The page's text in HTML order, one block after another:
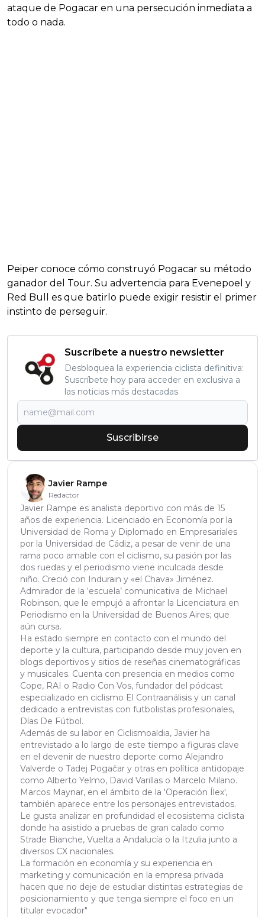
ataque de Pogacar en una persecución inmediata a
todo o nada.
Peiper conoce cómo construyó Pogacar su método
ganador del Tour. Su advertencia para Evenepoel y
Red Bull es que batirlo puede exigir resistir el primer
instinto de perseguir.
Suscríbete a nuestro newsletter
Desbloquea la experiencia ciclista definitiva:
Suscríbete hoy para acceder en exclusiva a
las noticias más destacadas
Suscribirse
Javier Rampe
Redactor
Javier Rampe es analista deportivo con más de 15
años de experiencia. Licenciado en Economía por la
Universidad de Roma y Diplomado en Empresariales
por la Universidad de Cádiz, a pesar de venir de una
rama poco amable con el ciclismo, su pasión por las
dos ruedas y el periodismo viene inculcada desde
niño. Creció con Indurain y «el Chava» Jiménez.
Admirador de la ‘escuela’ comunicativa de Michael
Robinson, que le empujó a afrontar la Licenciatura en
Periodismo en la Universidad de Buenos Aires; que
aún cursa.
Ha estado siempre en contacto con el mundo del
deporte y la cultura, participando desde muy joven en
blogs deportivos y sitios de reseñas cinematográficas
y musicales. Cuenta con presencia en medios como
Cope, RAI o Radio Con Vos, fundador del pódcast
especializado en ciclismo El Contraanálisis y un canal
dedicado a entrevistas con futbolistas profesionales,
Días De Fútbol.
Además de su labor en Ciclismoaldia, Javier ha
entrevistado a lo largo de este tiempo a figuras clave
en el devenir de nuestro deporte como Alejandro
Valverde o Tadej Pogačar y otras en política antidopaje
como Alberto Yelmo, David Varillas o Marcelo Milano.
Marcos Maynar, en el ámbito de la 'Operación Ílex',
también aparece entre los personajes entrevistados.
Le gusta analizar en profundidad el ecosistema ciclista
donde ha asistido a pruebas de gran calado como
Strade Bianche, Vuelta a Andalucía o la Itzulia junto a
diversos CX nacionales.
La formación en economía y su experiencia en
marketing y comunicación en la empresa privada
hacen que no deje de estudiar distintas estrategias de
posicionamiento y que tenga siempre el foco en un
titular evocador"